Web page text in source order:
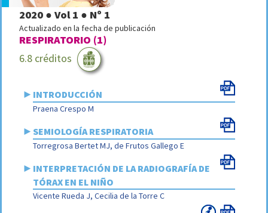
2020 ● Vol 1 ● Nº 1
Actualizado en la fecha de publicación
RESPIRATORIO (1)
6.8 créditos
► INTRODUCCIÓN
Praena Crespo M
► SEMIOLOGÍA RESPIRATORIA
Torregrosa Bertet MJ, de Frutos Gallego E
► INTERPRETACIÓN DE LA RADIOGRAFÍA DE
TÓRAX EN EL NIÑO
Vicente Rueda J, Cecilia de la Torre C